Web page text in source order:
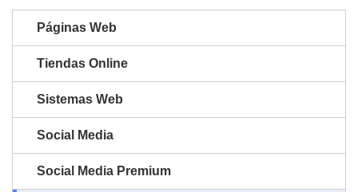
Páginas Web
Tiendas Online
Sistemas Web
Social Media
Social Media Premium